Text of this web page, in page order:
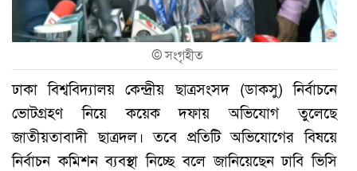
©সংগৃহীত
ঢাকা বিশ্ববিদ্যালয় কেন্দ্রীয় ছাত্রসংসদ (ডাকসু) নির্বাচনে
ভোটগ্রহণ নিয়ে কয়েক দফায় অভিযোগ তুলেছে
জাতীয়তাবাদী ছাত্রদল। তবে প্রতিটি অভিযোগের বিষয়ে
নির্বাচন কমিশন ব্যবস্থা নিচ্ছে বলে জানিয়েছেন ঢাবি ভিসি